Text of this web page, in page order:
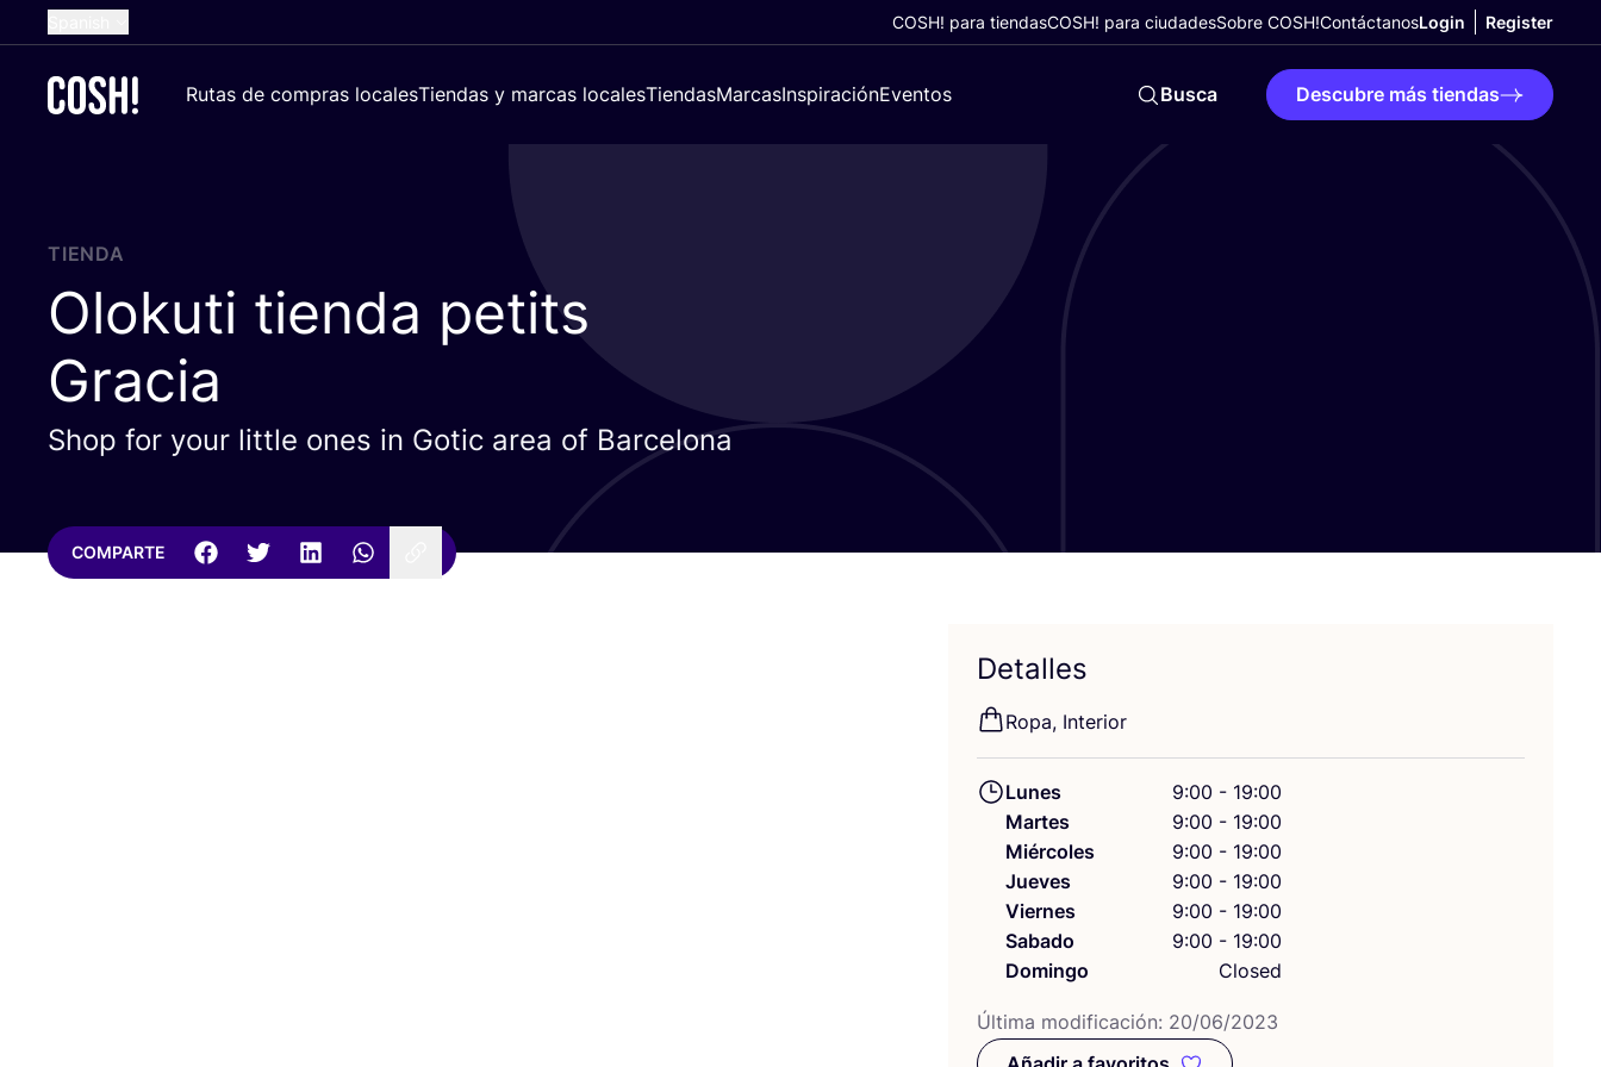
Dutch
Croatian
COSH! para tiendasCOSH! para ciudadesSobre COSH!ContáctanosLogin Register
Rutas de compras localesTiendas y marcas localesTiendasMarcasInspiraciónEventos Busca Descubre más tiendas
TIENDA
Olokuti tienda petits
Gracia
Shop for your little ones in Gotic area of Barcelona
COMPARTE
Detalles
Ropa, Inte­rior
Lunes
9:00 - 19:00
Martes
9:00 - 19:00
Miércoles
9:00 - 19:00
Jueves
9:00 - 19:00
Viernes
9:00 - 19:00
Sabado
9:00 - 19:00
Domingo
Closed
Últi­ma modi­fi­ca­ción: 20/06/2023